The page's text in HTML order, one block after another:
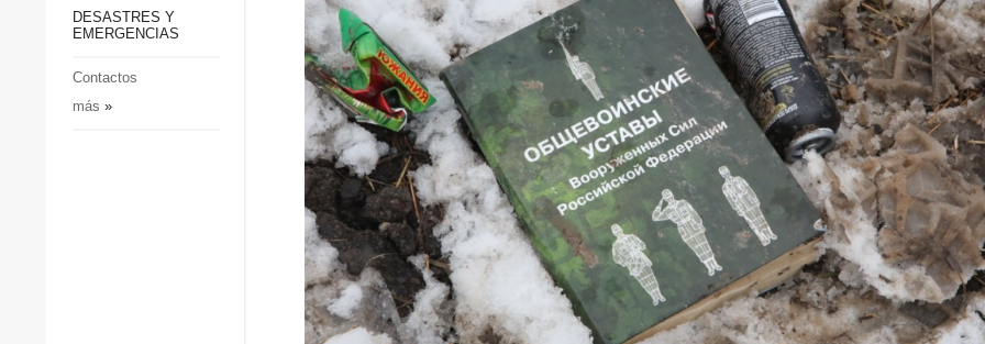
Sociedad y Cultura
Desastres y emergencias
personales
DESASTRES Y
EMERGENCIAS
Contactos
más »